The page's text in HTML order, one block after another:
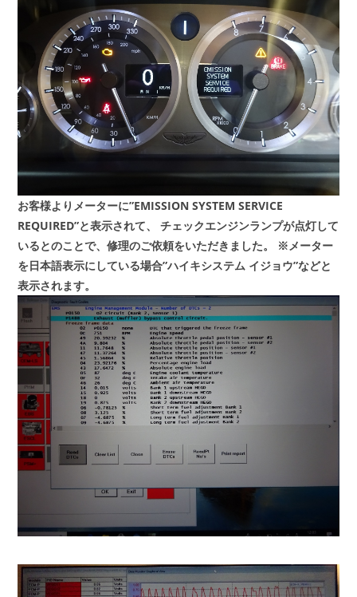
お客様よりメーターに”EMISSION SYSTEM SERVICE
REQUIRED”と表示されて、
チェックエンジンランプが点灯して
いるとのことで、修理のご依頼をいただきました。
※メーター
を日本語表示にしている場合”ハイキシステム イジョウ”などと
表示されます。